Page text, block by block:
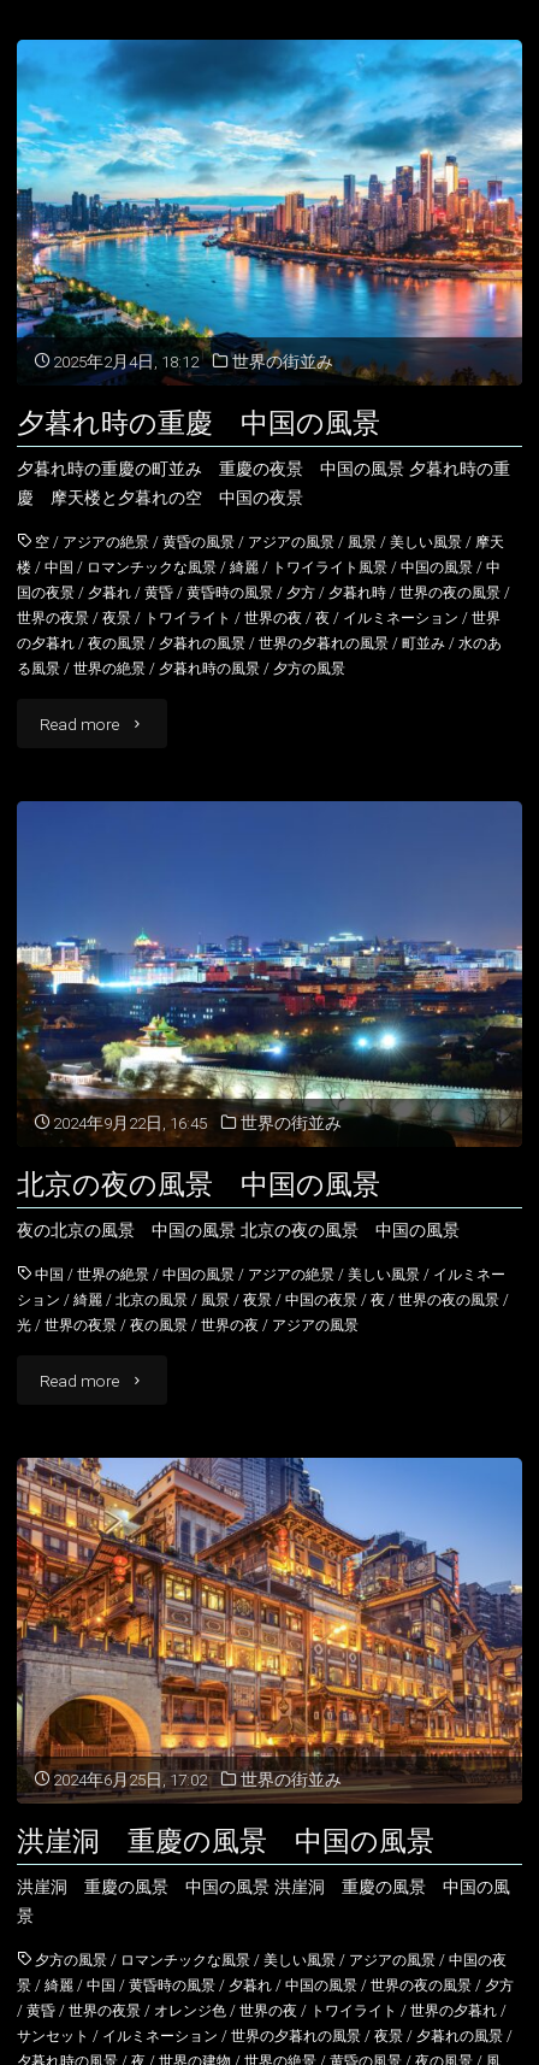
2025年2月4日, 18:12 世界の街並み
夕暮れ時の重慶 中国の風景
夕暮れ時の重慶の町並み 重慶の夜景 中国の風景 夕暮れ時の重
慶 摩天楼と夕暮れの空 中国の夜景
空 / アジアの絶景 /黄昏の風景 / アジアの風景 / 風景 /美しい風景 / 摩天
楼 /中国 / ロマンチックな風景 /綺麗 / トワイライト風景 /中国の風景 /中
国の夜景 / 夕暮れ /黄昏 /黄昏時の風景 / 夕方 / 夕暮れ時 /世界の夜の風景 /
世界の夜景 /夜景 / トワイライト /世界の夜 /夜 / イルミネーション /世界
の夕暮れ /夜の風景 / 夕暮れの風景 /世界の夕暮れの風景 /町並み /水のあ
る風景 /世界の絶景 / 夕暮れ時の風景 / 夕方の風景
Read more "夕
重
慶
中
国
風
2024年9月22日, 16:45 世界の街並み
北京の夜の風景 中国の風景
夜の北京の風景 中国の風景 北京の夜の風景 中国の風景
中国 /世界の絶景 /中国の風景 / アジアの絶景 /美しい風景 / イルミネー
ション /綺麗 /北京の風景 / 風景 /夜景 /中国の夜景 /夜 /世界の夜の風景 /
光 /世界の夜景 /夜の風景 /世界の夜 / アジアの風景
Read more "北
夜
の
風
景
中
国
風
2024年6月25日, 17:02 世界の街並み
洪崖洞 重慶の風景 中国の風景
洪崖洞 重慶の風景 中国の風景 洪崖洞 重慶の風景 中国の風
景
夕方の風景 / ロマンチックな風景 /美しい風景 / アジアの風景 /中国の夜
景 /綺麗 /中国 /黄昏時の風景 / 夕暮れ /中国の風景 /世界の夜の風景 / 夕方
/黄昏 /世界の夜景 / オレンジ色 /世界の夜 / トワイライト /世界の夕暮れ /
サンセット / イルミネーション /世界の夕暮れの風景 /夜景 / 夕暮れの風景 /